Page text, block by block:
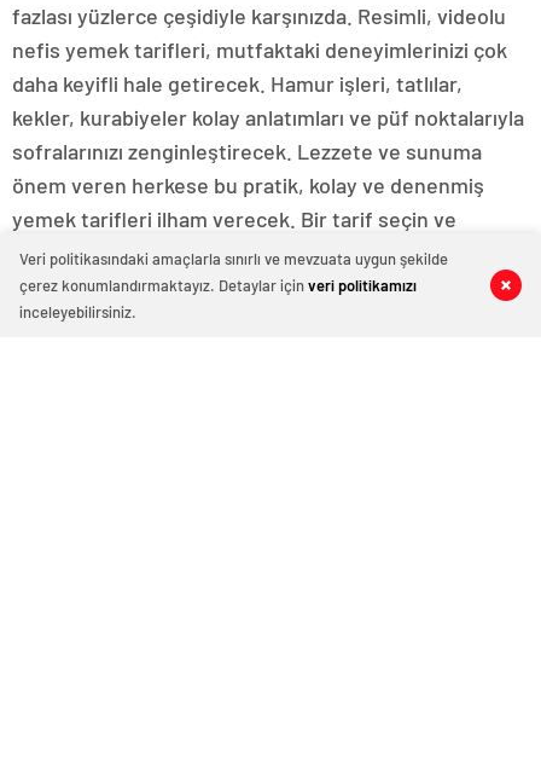
0 0
0 0
fazlası yüzlerce çeşidiyle karşınızda. Resimli, videolu
nefis yemek tarifleri, mutfaktaki deneyimlerinizi çok
daha keyifli hale getirecek. Hamur işleri, tatlılar,
kekler, kurabiyeler kolay anlatımları ve püf noktalarıyla
sofralarınızı zenginleştirecek. Lezzete ve sunuma
önem veren herkese bu pratik, kolay ve denenmiş
yemek tarifleri ilham verecek. Bir tarif seçin ve
hazırlamaya başlayın!
Tüm Kategoriler
Sonuçları Filtreleyin:
Veri politikasındaki amaçlarla sınırlı ve mevzuata uygun şekilde
çerez konumlandırmaktayız. Detaylar içinveri politikamızı
inceleyebilirsiniz.